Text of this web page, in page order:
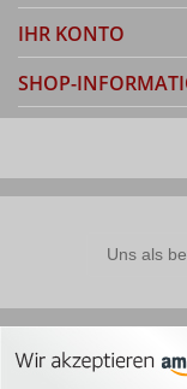
IHR KONTO
SHOP-
Uns als